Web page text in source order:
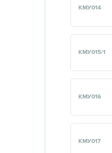
КМУ014
КМУ015/1
КМУ016
КМУ017